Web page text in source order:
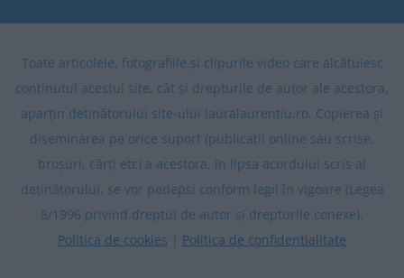
Toate articolele, fotografiile și clipurile video care alcătuiesc
conținutul acestui site, cât și drepturile de autor ale acestora,
aparțin deținătorului site-ului lauralaurentiu.ro. Copierea și
diseminarea pe orice suport (publicații online sau scrise,
broșuri, cărți etc) a acestora, în lipsa acordului scris al
deținătorului, se vor pedepsi conform legii în vigoare (Legea
8/1996 privind dreptul de autor și drepturile conexe).
Politica de cookies | Politica de confidentialitate